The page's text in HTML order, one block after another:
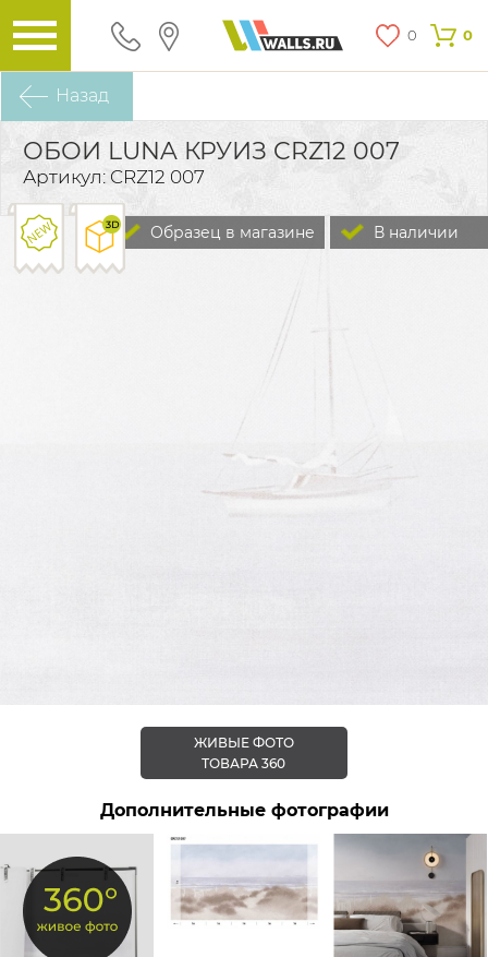
0 0
Назад
ОБОИ LUNA КРУИЗ CRZ12 007
Артикул: CRZ12 007
В наличии
Образец в магазине
ЖИВЫЕ ФОТО
ТОВАРА 360
Дополнительные фотографии